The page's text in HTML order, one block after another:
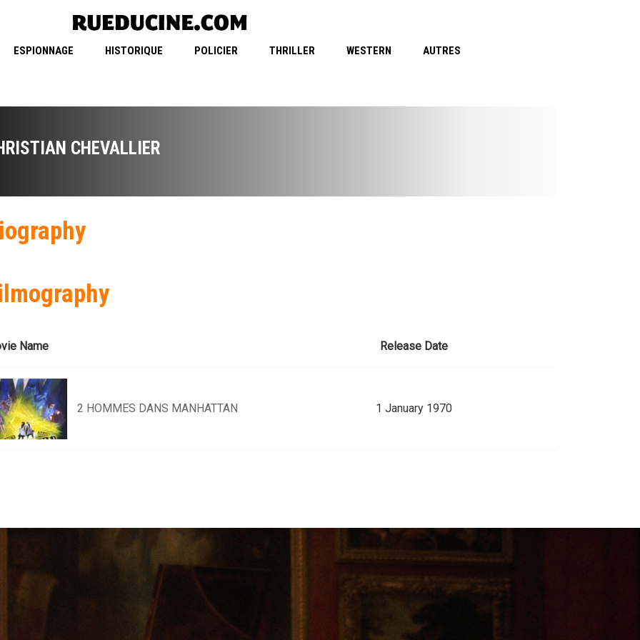
ESPIONNAGE HISTORIQUE POLICIER THRILLER WESTERN AUTRES
CHEVALLIER
Name Release Date
2 HOMMES DANS MANHATTAN 1 January 1970